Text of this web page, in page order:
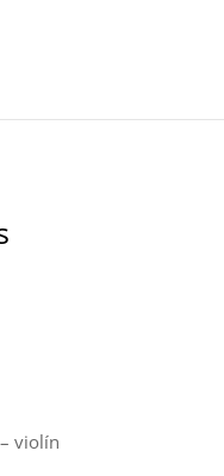
violín